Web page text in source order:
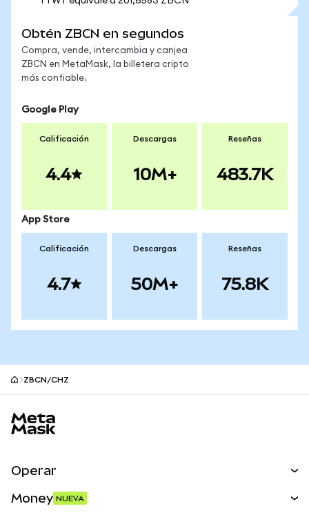
Obtén ZBCN en segundos
Compra, vende, intercambia y canjea
ZBCN en MetaMask, la billetera cripto
más confiable.
Google Play
Calificación
4.4
Descargas
10M+
Reseñas
483.7K
App Store
Calificación
4.7
Descargas
50M+
Reseñas
75.8K
ZBCN/CHZ
Operar
Money NUEVA